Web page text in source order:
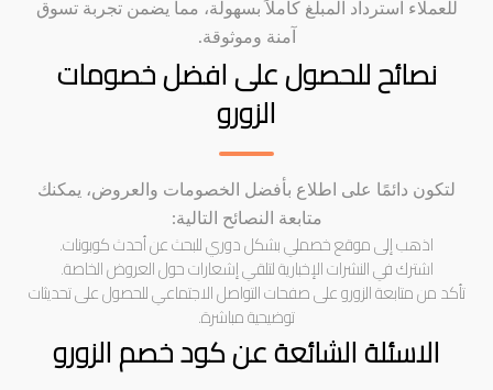
للعملاء استرداد المبلغ كاملاً بسهولة، مما يضمن تجربة تسوق
آمنة وموثوقة.
نصائح للحصول على افضل خصومات
الزورو
لتكون دائمًا على اطلاع بأفضل الخصومات والعروض، يمكنك
متابعة النصائح التالية:
اذهب إلى موقع خصملي بشكل دوري للبحث عن أحدث كوبونات.
اشترك في النشرات الإخبارية لتلقي إشعارات حول العروض الخاصة.
تأكد من متابعة الزورو على صفحات التواصل الاجتماعي للحصول على تحديثات
توضيحية مباشرة.
الاسئلة الشائعة عن كود خصم الزورو